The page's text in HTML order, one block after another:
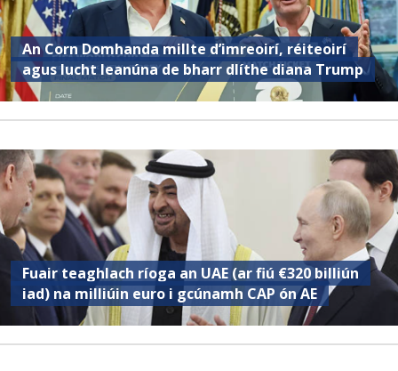
An Corn Domhanda millte d’imreoirí, réiteoirí
agus lucht leanúna de bharr dlíthe diana Trump
Fuair ​​teaghlach ríoga an UAE (ar fiú €320 billiún
iad) na milliúin euro i gcúnamh CAP ón AE